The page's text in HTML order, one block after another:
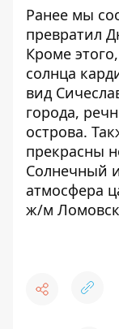
Ранее мы
превратил
Кроме
солнца
вид
города,
острова.
прекрасны
Солнечный и
атмосфера
ж/м